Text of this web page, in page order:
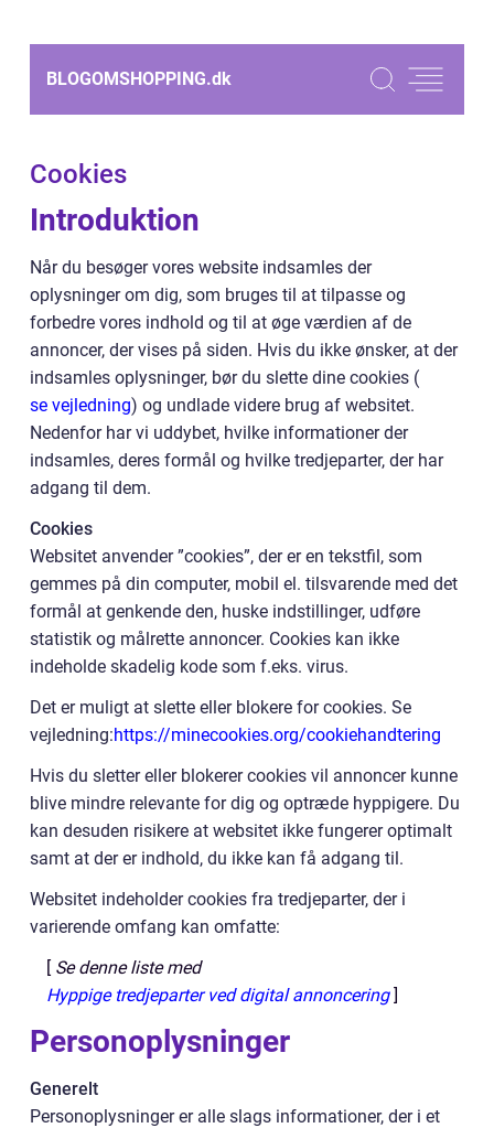
BLOGOMSHOPPING.dk
Cookies
Introduktion
Når du besøger vores website indsamles der
oplysninger om dig, som bruges til at tilpasse og
forbedre vores indhold og til at øge værdien af de
annoncer, der vises på siden. Hvis du ikke ønsker, at der
indsamles oplysninger, bør du slette dine cookies (
se vejledning) og undlade videre brug af websitet.
Nedenfor har vi uddybet, hvilke informationer der
indsamles, deres formål og hvilke tredjeparter, der har
adgang til dem.
Cookies
Websitet anvender ”cookies”, der er en tekstfil, som
gemmes på din computer, mobil el. tilsvarende med det
formål at genkende den, huske indstillinger, udføre
statistik og målrette annoncer. Cookies kan ikke
indeholde skadelig kode som f.eks. virus.
Det er muligt at slette eller blokere for cookies. Se
vejledning:https://minecookies.org/cookiehandtering
Hvis du sletter eller blokerer cookies vil annoncer kunne
blive mindre relevante for dig og optræde hyppigere. Du
kan desuden risikere at websitet ikke fungerer optimalt
samt at der er indhold, du ikke kan få adgang til.
Websitet indeholder cookies fra tredjeparter, der i
varierende omfang kan omfatte:
[ Se denne liste med
Hyppige tredjeparter ved digital annoncering]
Personoplysninger
Generelt
Personoplysninger er alle slags informationer, der i et